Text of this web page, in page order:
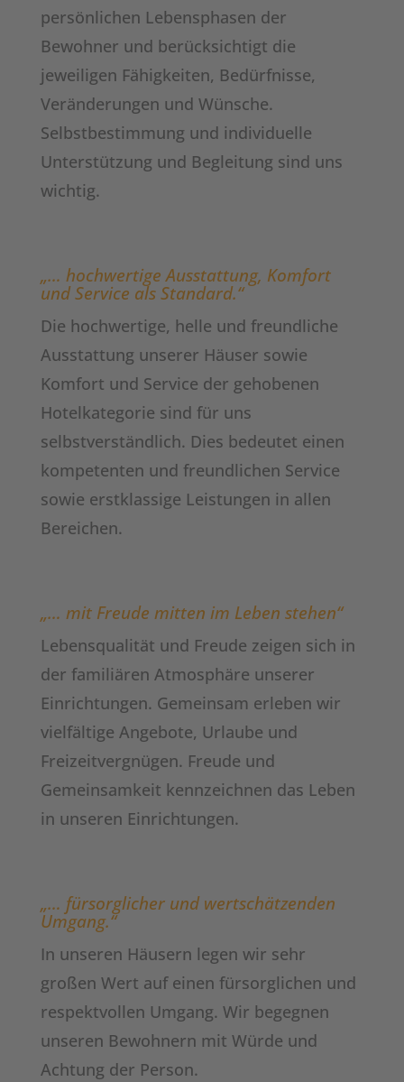
persönlichen Lebensphasen der
Bewohner und berücksichtigt die
jeweiligen Fähigkeiten, Bedürfnisse,
Veränderungen und Wünsche.
Selbstbestimmung und individuelle
Unterstützung und Begleitung sind uns
wichtig.
„… hochwertige Ausstattung, Komfort
und Service als Standard.“
Die hochwertige, helle und freundliche
Ausstattung unserer Häuser sowie
Komfort und Service der gehobenen
Hotelkategorie sind für uns
selbstverständlich. Dies bedeutet einen
kompetenten und freundlichen Service
sowie erstklassige Leistungen in allen
Bereichen.
„… mit Freude mitten im Leben stehen“
Lebensqualität und Freude zeigen sich in
der familiären Atmosphäre unserer
Einrichtungen. Gemeinsam erleben wir
vielfältige Angebote, Urlaube und
Freizeitvergnügen. Freude und
Gemeinsamkeit kennzeichnen das Leben
in unseren Einrichtungen.
„… fürsorglicher und wertschätzenden
Umgang.“
In unseren Häusern legen wir sehr
großen Wert auf einen fürsorglichen und
respektvollen Umgang. Wir begegnen
unseren Bewohnern mit Würde und
Achtung der Person.